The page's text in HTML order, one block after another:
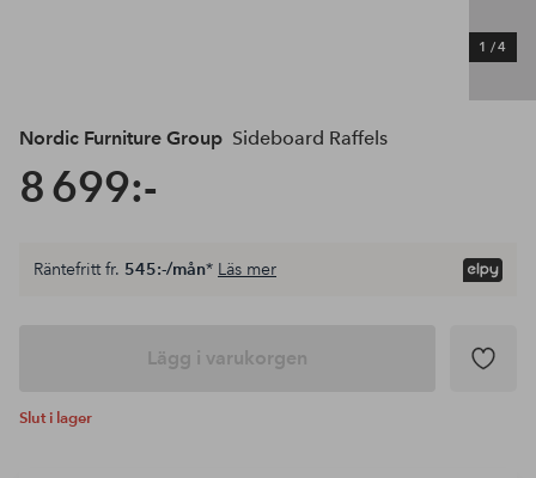
1 /4
Nordic Furniture Group Sideboard Raffels
8 699:-
Räntefritt fr. 545:-/mån* Läs mer
Lägg i varukorgen
Slut i lager